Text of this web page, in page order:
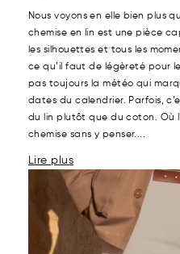
Nous voyons en elle bien plus
chemise en lin est une pièce
les silhouettes et tous les
ce qu’il faut de légèreté pour
pas toujours la météo qui
dates du calendrier. Parfois,
du lin plutôt que du coton. Où
chemise sans y penser....
Lire plus